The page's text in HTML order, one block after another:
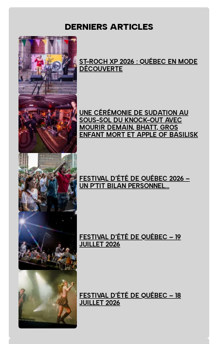
DERNIERS ARTICLES
ST-ROCH XP 2026 : QUÉBEC EN MODE
DÉCOUVERTE
UNE CÉRÉMONIE DE SUDATION AU
SOUS-SOL DU KNOCK-OUT AVEC
MOURIR DEMAIN, BHATT, GROS
ENFANT MORT ET APPLE OF BASILISK
FESTIVAL D’ÉTÉ DE QUÉBEC 2026 –
UN P’TIT BILAN PERSONNEL…
FESTIVAL D’ÉTÉ DE QUÉBEC – 19
JUILLET 2026
FESTIVAL D’ÉTÉ DE QUÉBEC – 18
JUILLET 2026